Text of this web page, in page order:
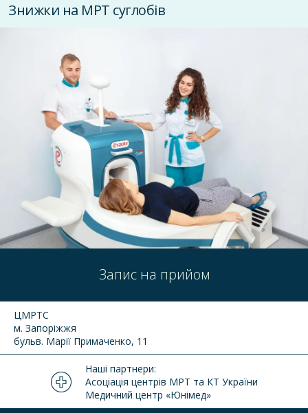
Знижки на МРТ суглобів
Запис на прийом
ЦМРТС
м. Запоріжжя
бульв. Марії Примаченко, 11
Наші партнери:
Асоціація центрів МРТ та КТ України
Медичний центр «Юнімед»